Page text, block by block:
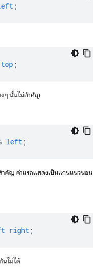
;
top ;
งๆ นั้นไม่สำคัญ
left ;
สำคัญ ค่าแรกแสดงเป็นแกนแนวนอน
right ;
นไม่ได้